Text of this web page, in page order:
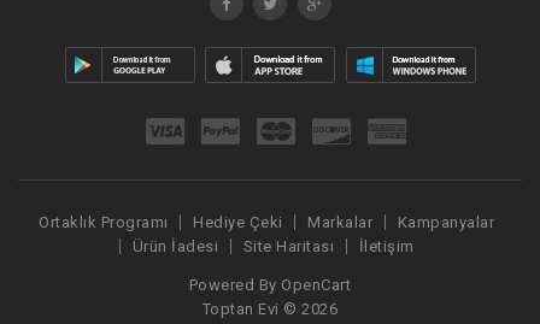
Ortaklık Programı Hediye Çeki Markalar
Kampanyalar
Ürün İadesi
Site Haritası İletişim
Powered By OpenCart
Toptan Evi © 2026